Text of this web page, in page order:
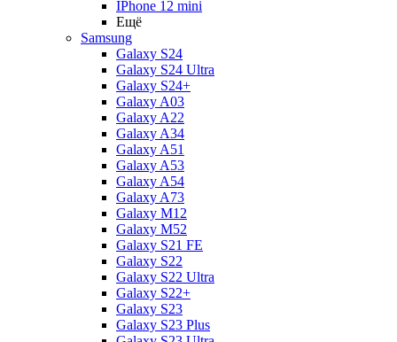
IPhone 12 mini
Ещё
Samsung
Galaxy S24
Galaxy S24 Ultra
Galaxy S24+
Galaxy A03
Galaxy A22
Galaxy A34
Galaxy A51
Galaxy A53
Galaxy A54
Galaxy A73
Galaxy M12
Galaxy M52
Galaxy S21 FE
Galaxy S22
Galaxy S22 Ultra
Galaxy S22+
Galaxy S23
Galaxy S23 Plus